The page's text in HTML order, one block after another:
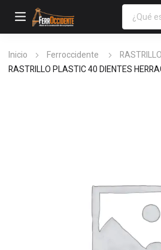
Inicio Ferroccidente
RASTRILLO PLASTIC 40 DIENTES